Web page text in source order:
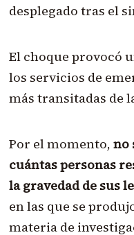
desplegado tras el
El choque provocó
los servicios de
más transitadas de
Por el momento, no
cuántas personas
la gravedad de sus
en las que se
materia de